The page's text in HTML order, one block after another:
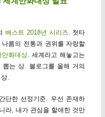
베스트 2018년 시리즈. 첫타
름의 전통과 권위를 자랑할
화대상. 세계라고 해놓고는
뽑는 상. 블로그를 올해 거의
.
단한 선정기준. 우선 존재하
라, 내가 관심을 할애한 것만